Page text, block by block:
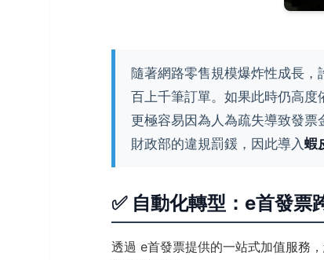
隨著網路零售規模爆炸性成長
百上千筆訂單。如果此時仍高度
更極容易因為人為疏失導致發
財政部的違規罰鍰，因此導入蝦
✅ 自動化轉型：e首發票
透過 e首發票提供的一站式加值服務